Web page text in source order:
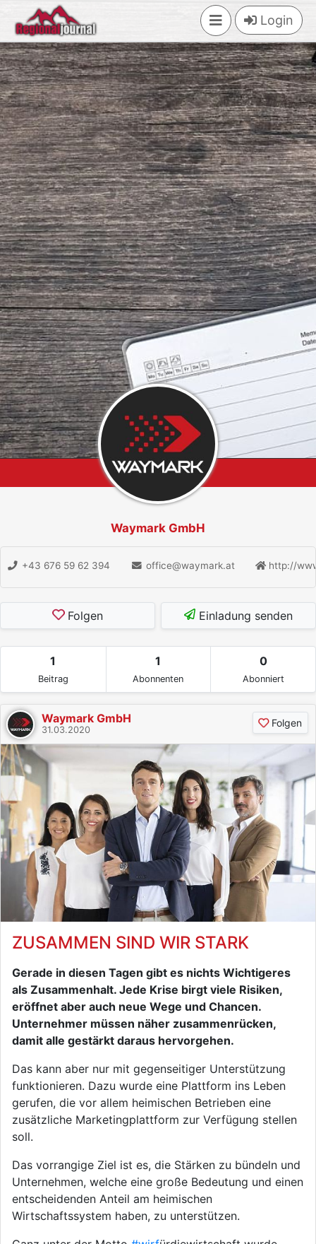
Login
Waymark GmbH
+43 676 59 62 394 office@waymark.at http://
Folgen Einladung senden
1
Beitrag
1
Abonnenten
0
Abonniert
Waymark GmbH
31.03.2020
Folgen
ZUSAMMEN SIND WIR STARK
Gerade in diesen Tagen gibt es nichts Wichtigeres
als Zusammenhalt. Jede Krise birgt viele Risiken,
eröffnet aber auch neue Wege und Chancen.
Unternehmer müssen näher zusammenrücken,
damit alle gestärkt daraus hervorgehen.
Das kann aber nur mit gegenseitiger Unterstützung
funktionieren. Dazu wurde eine Plattform ins Leben
gerufen, die vor allem heimischen Betrieben eine
zusätzliche Marketingplattform zur Verfügung stellen
soll.
Das vorrangige Ziel ist es, die Stärken zu bündeln und
Unternehmen, welche eine große Bedeutung und einen
entscheidenden Anteil am heimischen
Wirtschaftssystem haben, zu unterstützen.